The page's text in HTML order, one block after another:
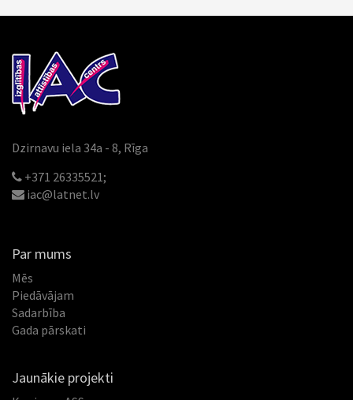
Dzirnavu iela 34a - 8, Rīga
+371 26335521;
iac@latnet.lv
Par mums
Mēs
Piedāvājam
Sadarbība
Gada pārskati
Jaunākie projekti